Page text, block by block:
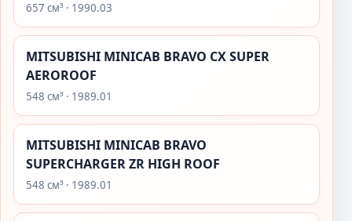
657 см³ · 1990.03
MITSUBISHI MINICAB BRAVO CX SUPER
AEROROOF
548 см³ · 1989.01
MITSUBISHI MINICAB BRAVO
SUPERCHARGER ZR HIGH ROOF
548 см³ · 1989.01